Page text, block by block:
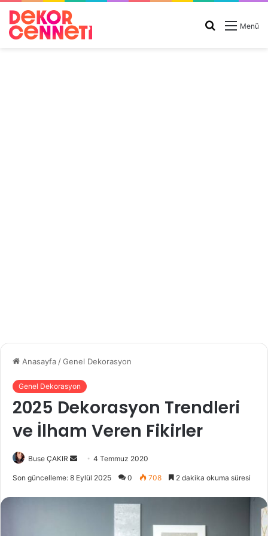
Menü
Arama
Anasayfa /Genel Dekorasyon
Genel Dekorasyon
2025 Dekorasyon Trendleri
ve İlham Veren Fikirler
Buse ÇAKIR
i
4 Temmuz 2020
Son güncelleme: 8 Eylül 2025 0 708 2 dakika okuma süresi